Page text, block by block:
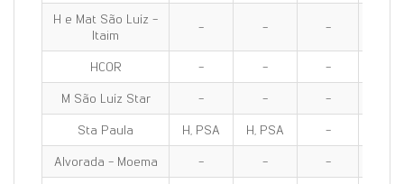
H e Mat São Luíz -
Itaim
- - -
HCOR - - -
M São Luíz Star
- - -
Sta Paula
H, PSA H, PSA -
Alvorada - Moema
- - -